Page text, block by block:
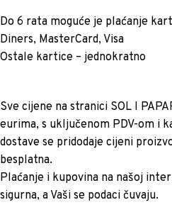
Do 6 rata moguće je plaćanje
Diners, MasterCard, Visa
Ostale kartice – jednokratno
Sve cijene na stranici SOL I
eurima, s uključenom PDV-om i
dostave se pridodaje cijeni
besplatna.
Plaćanje i kupovina na našoj
sigurna, a Vaši se podaci čuvaju.